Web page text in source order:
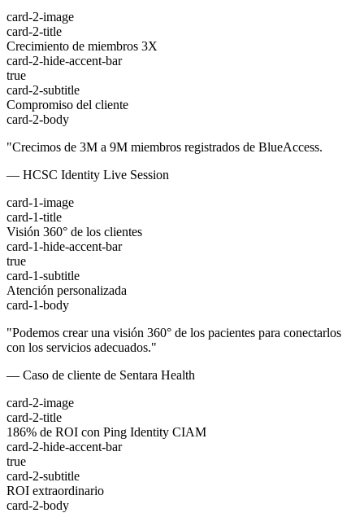
card-2-image
card-2-title
Crecimiento de miembros 3X
card-2-hide-accent-bar
true
card-2-subtitle
Compromiso del cliente
card-2-body
"Crecimos de 3M a 9M miembros registrados de BlueAccess.
— HCSC Identity Live Session
card-1-image
card-1-title
Visión 360° de los clientes
card-1-hide-accent-bar
true
card-1-subtitle
Atención personalizada
card-1-body
"Podemos crear una visión 360° de los pacientes para conectarlos
con los servicios adecuados."
— Caso de cliente de Sentara Health
card-2-image
card-2-title
186% de ROI con Ping Identity CIAM
card-2-hide-accent-bar
true
card-2-subtitle
ROI extraordinario
card-2-body